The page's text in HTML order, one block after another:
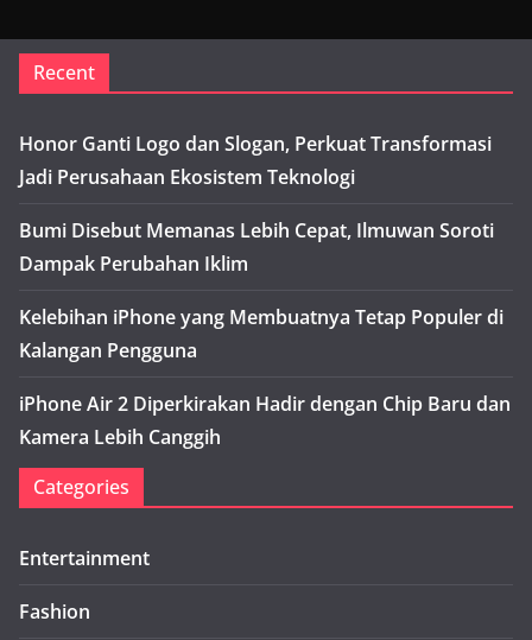
Recent
Honor Ganti Logo dan Slogan, Perkuat Transformasi
Jadi Perusahaan Ekosistem Teknologi
Bumi Disebut Memanas Lebih Cepat, Ilmuwan Soroti
Dampak Perubahan Iklim
Kelebihan iPhone yang Membuatnya Tetap Populer di
Kalangan Pengguna
iPhone Air 2 Diperkirakan Hadir dengan Chip Baru dan
Kamera Lebih Canggih
Categories
Entertainment
Fashion